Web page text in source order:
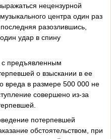
нецензурной
центра один раз
разозлившись,
удар в спину
с предъявленным
о взыскании в ее
вреда в размере 500 000 не
совершено из-за
потерпевшей
обстоятельством, при